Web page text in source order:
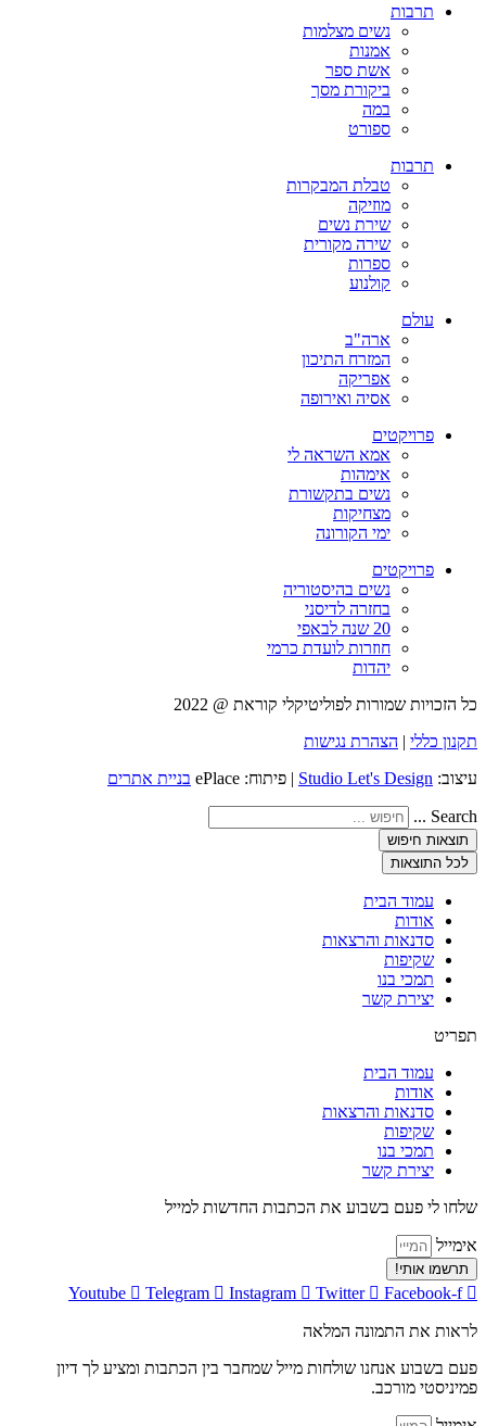
תרבות
נשים מצלמות
אמנות
אשת ספר
ביקורת מסך
במה
ספורט
תרבות
טבלת המבקרות
מוזיקה
שירת נשים
שירה מקורית
ספרות
קולנוע
עולם
ארה"ב
המזרח התיכון
אפריקה
אסיה ואירופה
פרויקטים
אמא השראה לי
אימהות
נשים בתקשורת
מצחיקות
ימי הקורונה
פרויקטים
נשים בהיסטוריה
בחזרה לדיסני
20 שנה לבאפי
חוזרות לועדת כרמי
יהדות
כל הזכויות שמורות לפוליטיקלי קוראת @ 2022
תקנון כללי | הצהרת נגישות
עיצוב: Studio Let's Design | פיתוח: ePlace בניית אתרים
Search ...
תוצאות חיפוש
לכל התוצאות
עמוד הבית
אודות
סדנאות והרצאות
שקיפות
תמכי בנו
יצירת קשר
תפריט
עמוד הבית
אודות
סדנאות והרצאות
שקיפות
תמכי בנו
יצירת קשר
שלחו לי פעם בשבוע את הכתבות החדשות למייל
אימייל
תרשמו אותי!
Youtube Telegram Instagram Twitter Facebook-f
לראות את התמונה המלאה
פעם בשבוע אנחנו שולחות מייל שמחבר בין הכתבות ומציע לך דיון
פמיניסטי מורכב.